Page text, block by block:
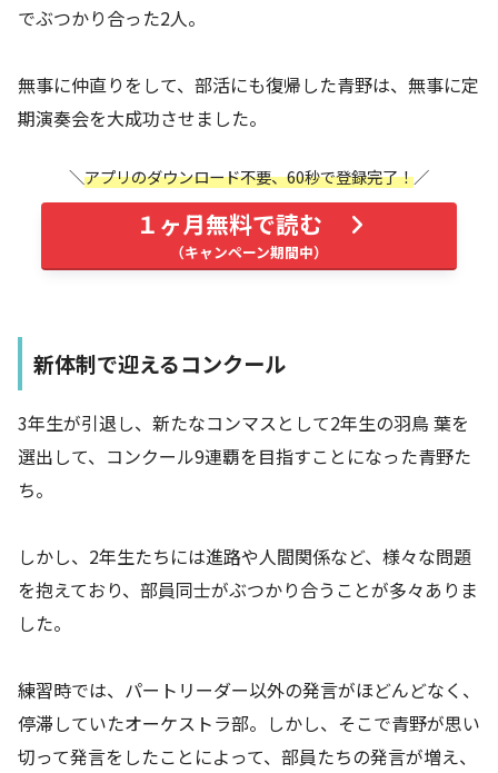
でぶつかり合った2人。
無事に仲直りをして、部活にも復帰した青野は、無事に定
期演奏会を大成功させました。
アプリのダウンロード不要、60秒で登録完了！
１ヶ月無料で読む
新体制で迎えるコンクール
3年生が引退し、新たなコンマスとして2年生の羽鳥 葉を
選出して、コンクール9連覇を目指すことになった青野た
ち。
しかし、2年生たちには進路や人間関係など、様々な問題
を抱えており、部員同士がぶつかり合うことが多々ありま
した。
練習時では、パートリーダー以外の発言がほどんどなく、
停滞していたオーケストラ部。しかし、そこで青野が思い
切って発言をしたことによって、部員たちの発言が増え、